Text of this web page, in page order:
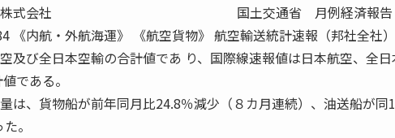
物鉄道株式会社 国土交通省 月例経済報告
内航・外航海運》 《航空貨物》 航空輸送統計速報（邦社全社）
及び全日本空輸の合計値であ り、国際線速報値は日本航空、全
である。
は、貨物船が前年同月比24.8％減少（８カ月連続）、油送船が同
。